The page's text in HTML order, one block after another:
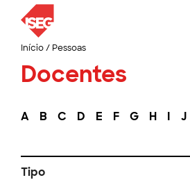
Início/ Pessoas
Docentes
A B C D E F G H I J
Tipo